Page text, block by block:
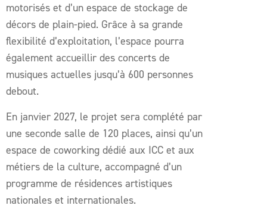
motorisés et d’un espace de stockage de
décors de plain-pied. Grâce à sa grande
flexibilité d’exploitation, l’espace pourra
également accueillir des concerts de
musiques actuelles jusqu’à 600 personnes
debout.
En janvier 2027, le projet sera complété par
une seconde salle de 120 places, ainsi qu’un
espace de coworking dédié aux ICC et aux
métiers de la culture, accompagné d’un
programme de résidences artistiques
nationales et internationales.